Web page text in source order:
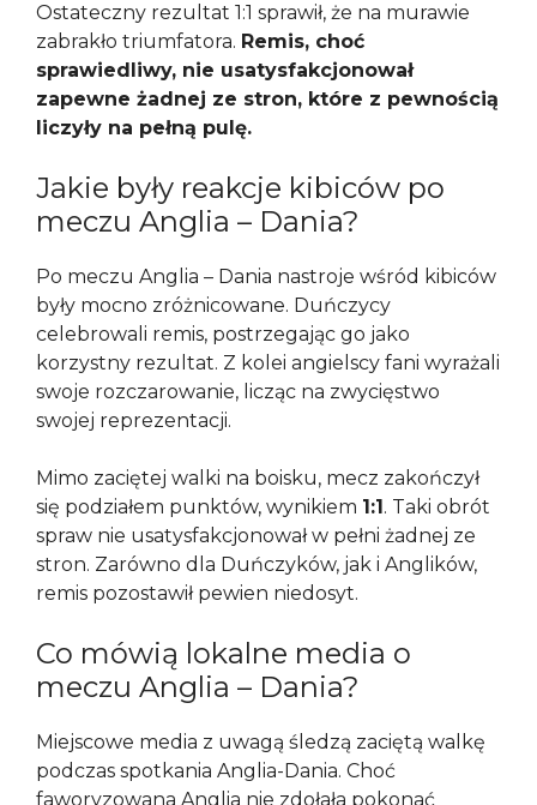
Ostateczny rezultat 1:1 sprawił, że na murawie
zabrakło triumfatora. Remis, choć
sprawiedliwy, nie usatysfakcjonował
zapewne żadnej ze stron, które z pewnością
liczyły na pełną pulę.
Jakie były reakcje kibiców po
meczu Anglia – Dania?
Po meczu Anglia – Dania nastroje wśród kibiców
były mocno zróżnicowane. Duńczycy
celebrowali remis, postrzegając go jako
korzystny rezultat. Z kolei angielscy fani wyrażali
swoje rozczarowanie, licząc na zwycięstwo
swojej reprezentacji.
Mimo zaciętej walki na boisku, mecz zakończył
się podziałem punktów, wynikiem 1:1 . Taki obrót
spraw nie usatysfakcjonował w pełni żadnej ze
stron. Zarówno dla Duńczyków, jak i Anglików,
remis pozostawił pewien niedosyt.
Co mówią lokalne media o
meczu Anglia – Dania?
Miejscowe media z uwagą śledzą zaciętą walkę
podczas spotkania Anglia-Dania. Choć
faworyzowana Anglia nie zdołała pokonać